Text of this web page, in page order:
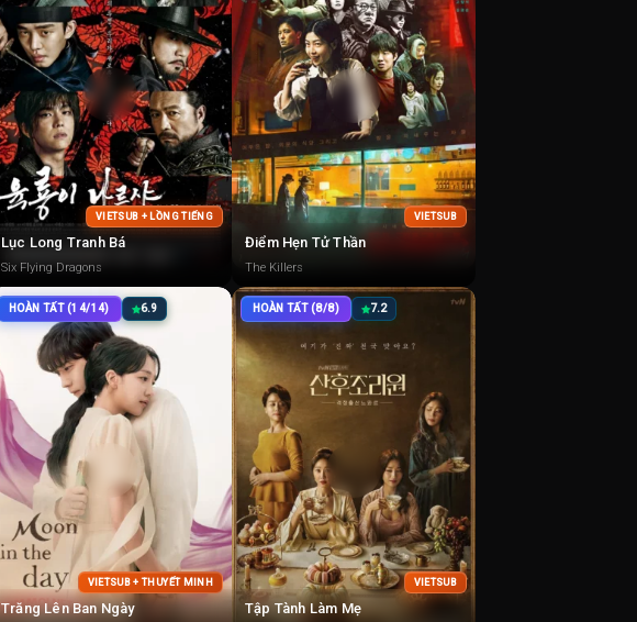
VIETSUB + LỒNG TIẾNG
Lục Long Tranh Bá
Six Flying Dragons
VIETSUB
Điểm Hẹn Tử Thần
The Killers
HOÀN TẤT (14/14) 6.9
VIETSUB + THUYẾT MINH
Trăng Lên Ban Ngày
HOÀN TẤT (8/8) 7.2
VIETSUB
Tập Tành Làm Mẹ